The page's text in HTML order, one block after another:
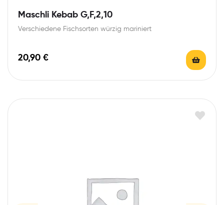
Maschli Kebab G,F,2,10
Verschiedene Fischsorten würzig mariniert
20,90 €